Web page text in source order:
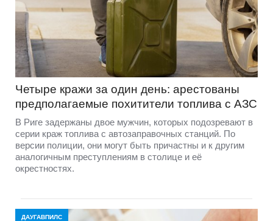
Четыре кражи за один день: арестованы
предполагаемые похитители топлива с АЗС
В Риге задержаны двое мужчин, которых подозревают в
серии краж топлива с автозаправочных станций. По
версии полиции, они могут быть причастны и к другим
аналогичным преступлениям в столице и её
окрестностях.
ДАУГАВПИЛС